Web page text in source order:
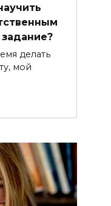
делать
мой